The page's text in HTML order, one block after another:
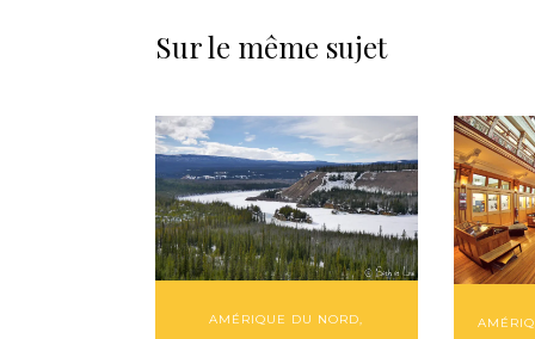
Sur le même sujet
AMÉRIQUE DU NORD,